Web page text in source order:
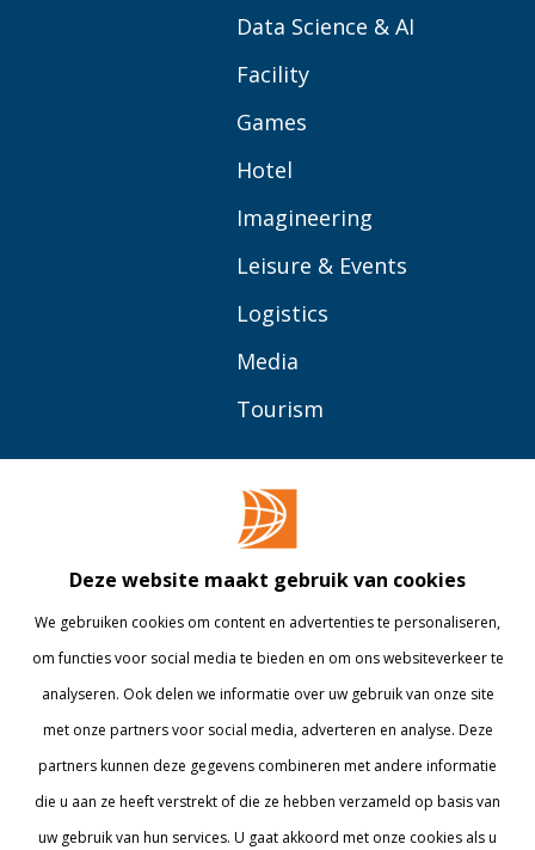
Data Science & AI
Facility
Games
Hotel
Imagineering
Leisure & Events
Logistics
Media
Tourism
Bedrijven
Onderzoek
Alumni
Contact
Library
Webshop
Internationaal
Deze website maakt gebruik van cookies
We gebruiken cookies om content en advertenties te personaliseren,
om functies voor social media te bieden en om ons websiteverkeer te
analyseren. Ook delen we informatie over uw gebruik van onze site
met onze partners voor social media, adverteren en analyse. Deze
partners kunnen deze gegevens combineren met andere informatie
die u aan ze heeft verstrekt of die ze hebben verzameld op basis van
uw gebruik van hun services. U gaat akkoord met onze cookies als u